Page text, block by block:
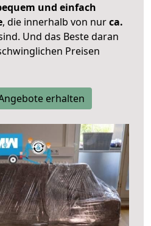
und einfach
, die innerhalb von nurca.
Und das Beste daran
Preisen
erhalten